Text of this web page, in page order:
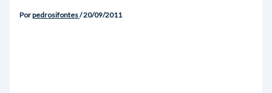
Porpedrosifontes/20/09/2011